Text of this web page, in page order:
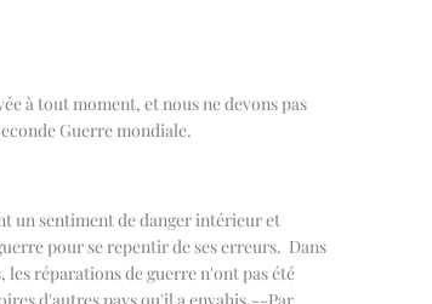
à tout moment, et nous ne devons pas
Guerre mondiale.
un sentiment de danger intérieur et
pour se repentir de ses erreurs. Dans
réparations de guerre n'ont pas été